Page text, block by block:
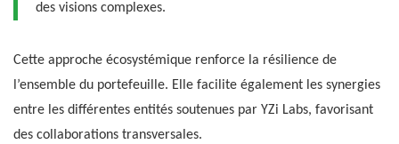
des visions complexes.
Cette approche écosystémique renforce la résilience de
l’ensemble du portefeuille. Elle facilite également les synergies
entre les différentes entités soutenues par YZi Labs, favorisant
des collaborations transversales.